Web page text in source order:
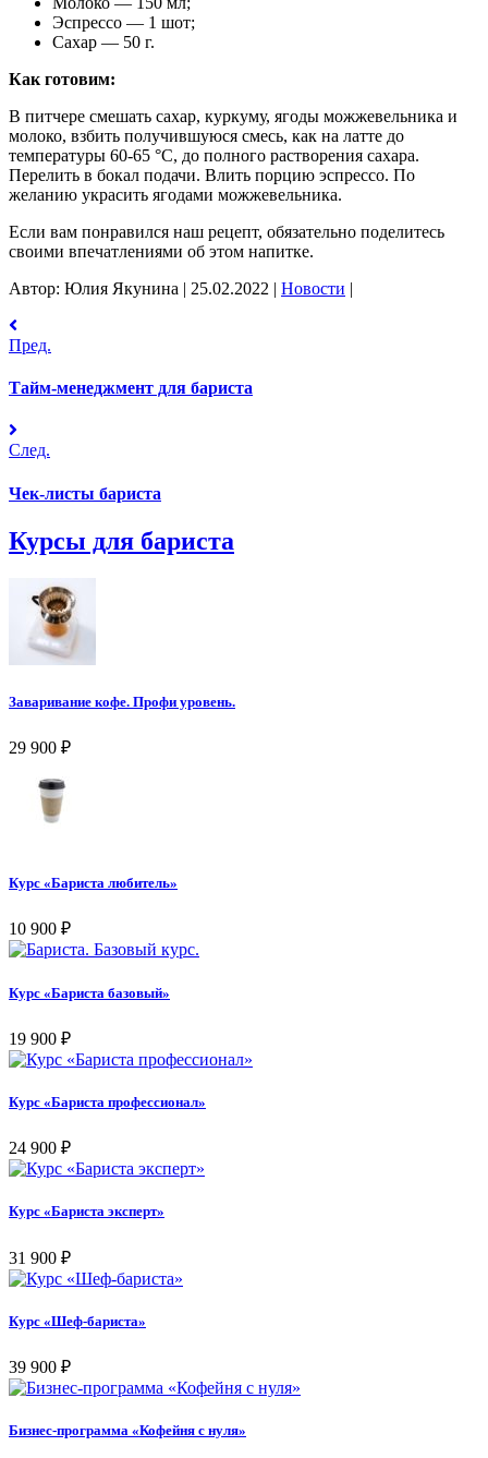
Эспрессо — 1 шот;
Сахар — 50 г.
Как готовим:
В питчере смешать сахар, куркуму, ягоды можжевельника и
молоко, взбить получившуюся смесь, как на латте до
температуры 60-65 °С, до полного растворения сахара.
Перелить в бокал подачи. Влить порцию эспрессо. По
желанию украсить ягодами можжевельника.
Если вам понравился наш рецепт, обязательно поделитесь
своими впечатлениями об этом напитке.
Автор: Юлия Якунина | 25.02.2022 | Новости |
Пред.
Тайм-менеджмент для бариста
След.
Чек-листы бариста
Курсы для бариста
Заваривание кофе. Профи уровень.
29 900 ₽
Курс «Бариста любитель»
10 900 ₽
Курс «Бариста базовый»
19 900 ₽
Курс «Бариста профессионал»
24 900 ₽
Курс «Бариста эксперт»
31 900 ₽
Курс «Шеф-бариста»
39 900 ₽
Бизнес-программа «Кофейня с нуля»